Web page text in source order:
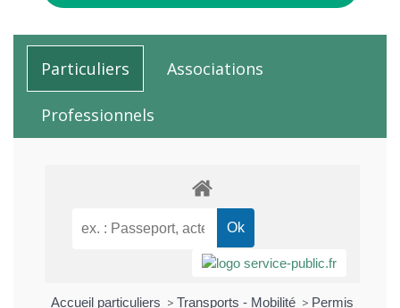
Particuliers Associations
Professionnels
Accueil particuliers > Transports - Mobilité > Permis